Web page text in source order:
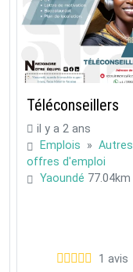
Téléconseillers
il y a 2 ans
Emplois » Autres
offres d'emploi
Yaoundé 77.04km
1 avis